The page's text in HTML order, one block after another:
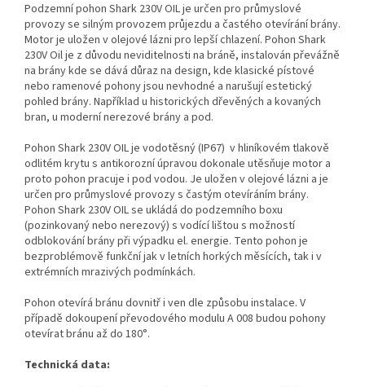
Podzemní pohon Shark 230V OIL je určen pro průmyslové
provozy se silným provozem průjezdu a častého otevírání brány.
Motor je uložen v olejové lázni pro lepší chlazení. Pohon Shark
230V Oil je z důvodu neviditelnosti na bráně, instalován převážně
na brány kde se dává důraz na design, kde klasické pístové
nebo ramenové pohony jsou nevhodné a narušují estetický
pohled brány. Například u historických dřevěných a kovaných
bran, u moderní nerezové brány a pod.
Pohon Shark 230V OIL je vodotěsný (IP67) v hliníkovém tlakově
odlitém krytu s antikorozní úpravou dokonale utěsňuje motor a
proto pohon pracuje i pod vodou. Je uložen v olejové lázni a je
určen pro průmyslové provozy s častým otevíráním brány.
Pohon Shark 230V OIL se ukládá do podzemního boxu
(pozinkovaný nebo nerezový) s vodící lištou s možností
odblokování brány při výpadku el. energie. Tento pohon je
bezproblémově funkční jak v letních horkých měsících, tak i v
extrémních mrazivých podmínkách.
Pohon otevírá bránu dovnitř i ven dle způsobu instalace. V
případě dokoupení převodového modulu A 008 budou pohony
otevírat bránu až do 180°.
Technická data: